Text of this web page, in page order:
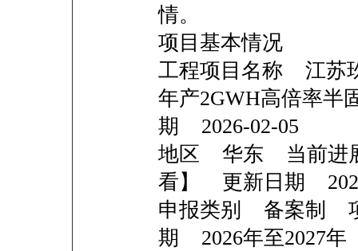
情。
项目基本情况
工程项目名称 江苏
年产2GWH高倍率
期 2026-02-05
地区 华东 当前进
看】 更新日期
申报类别 备案制
期 2026年至2027年